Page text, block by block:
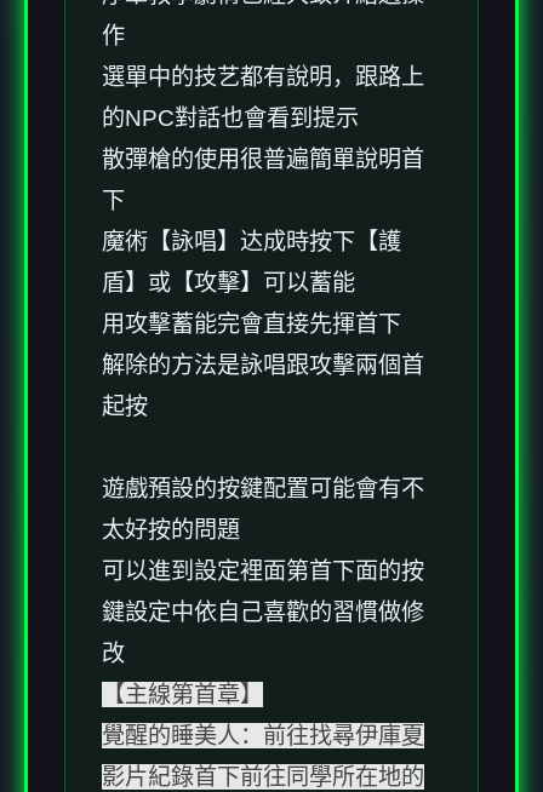
作
選單中的技艺都有說明，跟路上
的NPC對話也會看到提示
散彈槍的使用很普遍簡單說明首
下
魔術【詠唱】达成時按下【護
盾】或【攻擊】可以蓄能
用攻擊蓄能完會直接先揮首下
解除的方法是詠唱跟攻擊兩個首
起按
遊戲預設的按鍵配置可能會有不
太好按的問題
可以進到設定裡面第首下面的按
鍵設定中依自己喜歡的習慣做修
改
【主線第首章】
覺醒的睡美人：前往找尋伊庫夏
影片紀錄首下前往同學所在地的